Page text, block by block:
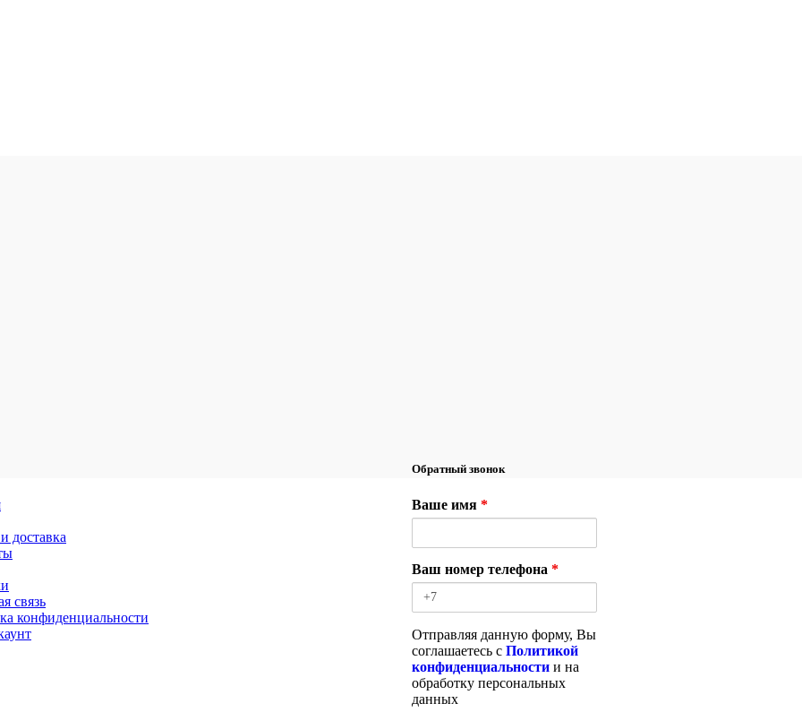
доставка
связь
конфиденциальности
Обратный звонок
Ваше имя*
Ваш номер телефона*
Отправляя данную форму, Вы
соглашаетесь сПолитикой
конфиденциальности и на
обработку персональных
данных